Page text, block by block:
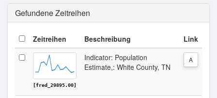
Gefundene Zeitreihen
Zeitreihen Beschreibung Link
[fred_29895.00]
Indicator: Population
Estimate,: White County, TN
A